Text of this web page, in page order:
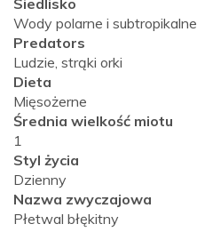
Siedlisko
Wody polarne i subtropikalne
Predators
Ludzie, strąki orki
Dieta
Mięsożerne
Średnia wielkość miotu
1
Styl życia
Dzienny
Nazwa zwyczajowa
Płetwal błękitny